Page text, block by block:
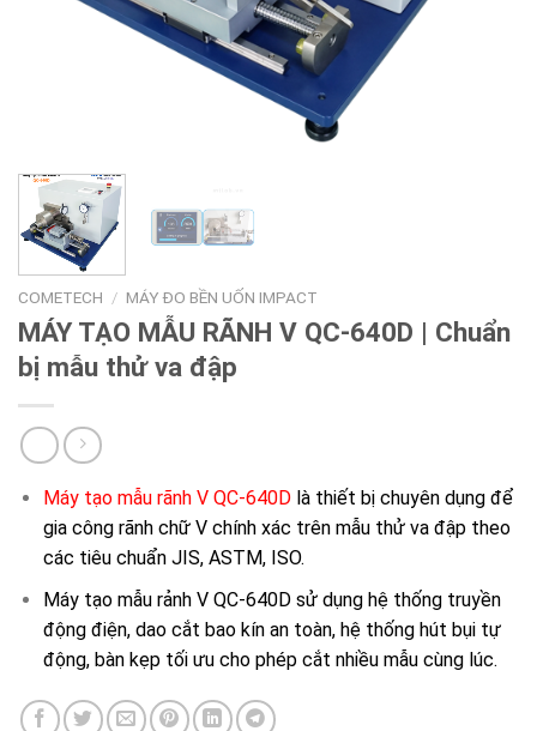
COMETECH / MÁY ĐO BỀN UỐN IMPACT
MÁY TẠO MẪU RÃNH V QC-640D | Chuẩn
bị mẫu thử va đập
Máy tạo mẫu rãnh V QC-640Dlà thiết bị chuyên dụng để
gia công rãnh chữ V chính xác trên mẫu thử va đập theo
các tiêu chuẩn JIS, ASTM, ISO.
Máy tạo mẫu rảnh V QC-640D sử dụng hệ thống truyền
động điện, dao cắt bao kín an toàn, hệ thống hút bụi tự
động, bàn kẹp tối ưu cho phép cắt nhiều mẫu cùng lúc.